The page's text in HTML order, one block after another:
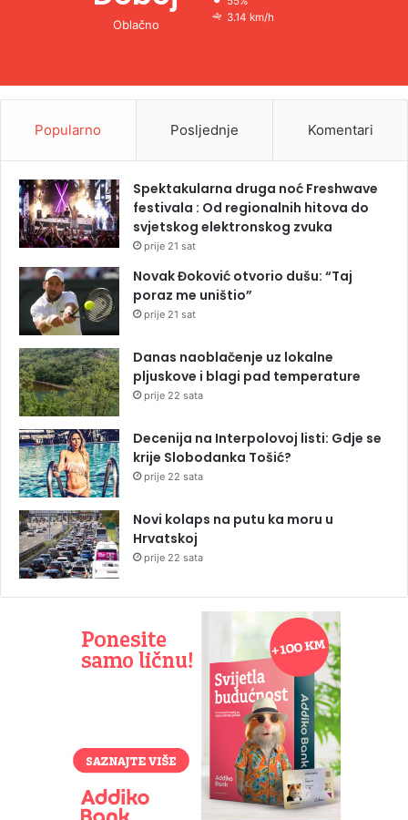
Oblačno
3.14 km/h
Popularno Posljednje Komentari
Spektakularna druga noć Freshwave
festivala : Od regionalnih hitova do
svjetskog elektronskog zvuka
prije 21 sat
Novak Đoković otvorio dušu: “Taj
poraz me uništio”
prije 21 sat
Danas naoblačenje uz lokalne
pljuskove i blagi pad temperature
prije 22 sata
Decenija na Interpolovoj listi: Gdje se
krije Slobodanka Tošić?
prije 22 sata
Novi kolaps na putu ka moru u
Hrvatskoj
prije 22 sata